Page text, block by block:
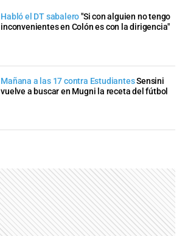
Habló el DT sabalero"Si con alguien no tengo
inconvenientes en Colón es con la dirigencia"
Mañana a las 17 contra EstudiantesSensini
vuelve a buscar en Mugni la receta del fútbol